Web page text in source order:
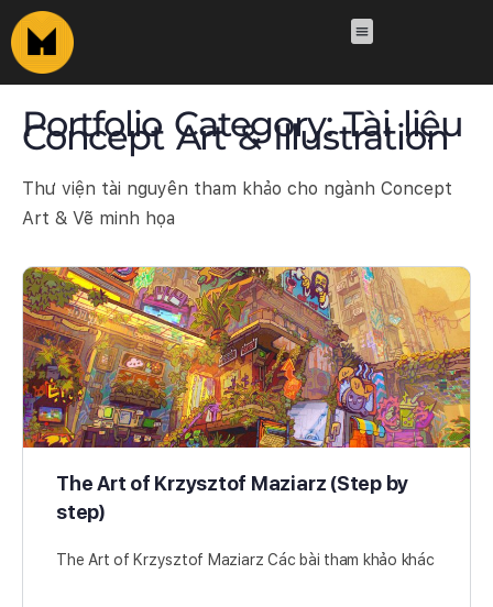
Portfolio Category:Tài liệu
Concept Art & Illustration
Thư viện tài nguyên tham khảo cho ngành Concept
Art & Vẽ minh họa
The Art of Krzysztof Maziarz (Step by
step)
The Art of Krzysztof Maziarz Các bài tham khảo khác